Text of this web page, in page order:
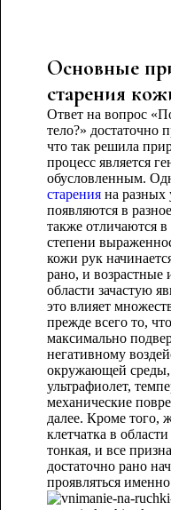
Основные
старения
Ответ на вопрос
тело?» достаточно
что так решила
процесс является
обусловленным.
старенияна разных
появляются в
также отличаются
степени
кожи рук
рано, и возрастные
области зачастую
это влияет
прежде всего то,
максимально
негативному
окружающей среды,
ультрафиолет,
механические
далее. Кроме того,
клетчатка в
тонкая, и все
достаточно рано
проявляться